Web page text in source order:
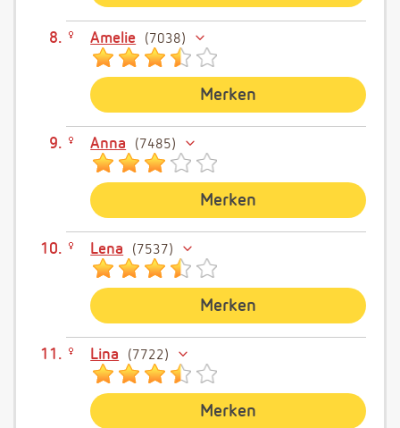
Amelie 7038
Merken
Anna 7485
Merken
Lena 7537
Merken
Lina 7722
Merken